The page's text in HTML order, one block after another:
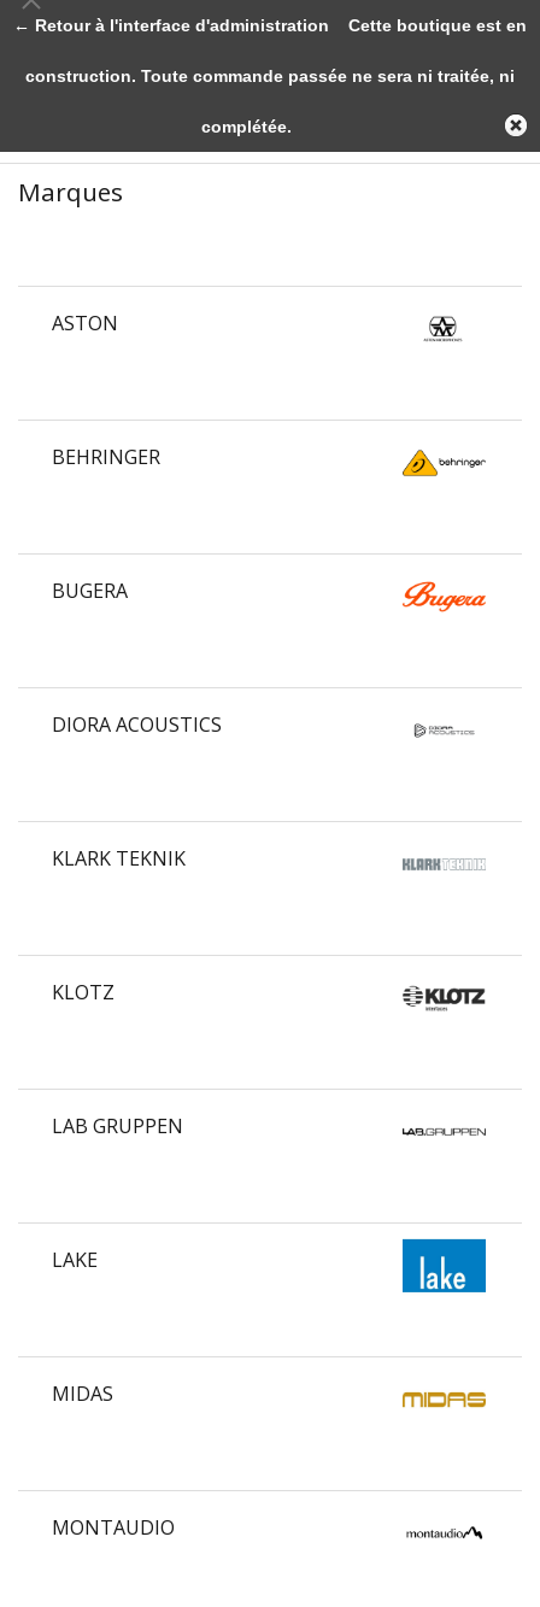
Marques
ASTON
BEHRINGER
BUGERA
DIORA ACOUSTICS
KLARK TEKNIK
KLOTZ
LAB GRUPPEN
LAKE
MIDAS
MONTAUDIO
← Retour à l'interface d'administration Cette boutique est en
construction. Toute commande passée ne sera ni traitée, ni
complétée.